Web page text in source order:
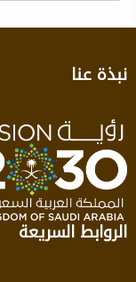
نبذة عنا
الروابط السريعة